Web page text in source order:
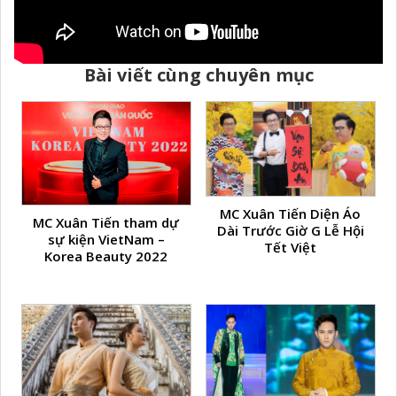
Bài viết cùng chuyên mục
MC Xuân Tiến tham dự
sự kiện VietNam –
Korea Beauty 2022
MC Xuân Tiến Diện Áo
Dài Trước Giờ G Lễ Hội
Tết Việt